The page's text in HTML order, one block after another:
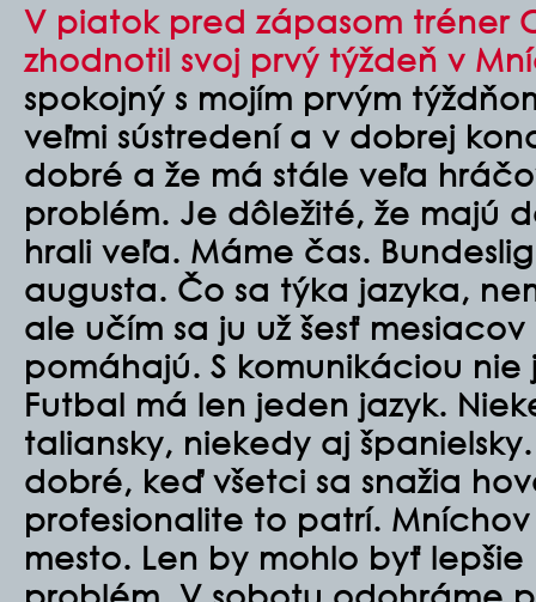
V piatok pred zápasom tréner
zhodnotil svoj prvý týždeň v
spokojný s mojím prvým
veľmi sústredení a v dobrej
dobré a že má stále veľa
problém. Je dôležité, že majú
hrali veľa. Máme čas.
augusta. Čo sa týka jazyka,
ale učím sa ju už šesť
pomáhajú. S komunikáciou
Futbal má len jeden jazyk.
taliansky, niekedy aj
dobré, keď všetci sa snažia
profesionalite to patrí.
mesto. Len by mohlo byť